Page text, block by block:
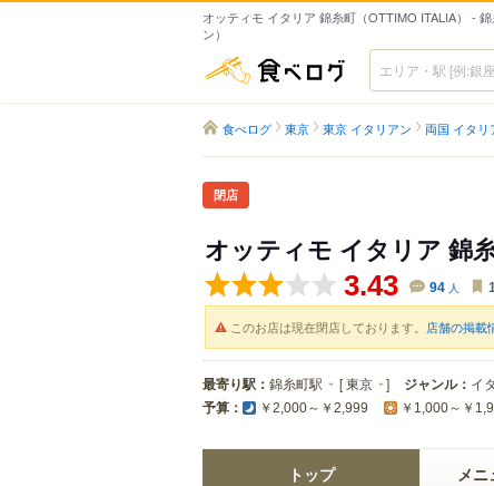
オッティモ イタリア 錦糸町（OTTIMO ITALIA） -
ン）
食べログ
食べログ 東京 東京 イタリアン 両国 イタリ
閉店
オッティモ イタリア 錦
3.43 94 人
このお店は現在閉店しております。 店舗の掲載
最寄り駅： 錦糸町駅 [東京 ] ジャンル： イ
予算： ￥2,000～￥2,999 ￥1,000～￥
トップ メニ